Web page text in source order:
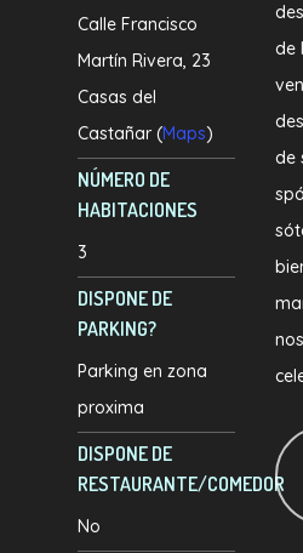
Calle Francisco
Martín Rivera, 23
Casas del
Castañar (Maps)
NÚMERO DE
HABITACIONES
3
DISPONE DE
PARKING?
Parking en zona
proxima
DISPONE DE
RESTAURANTE/COMEDOR
No
de
de